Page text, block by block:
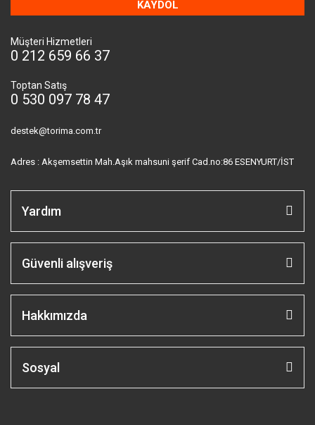
KAYDOL
Müşteri Hizmetleri
0 212 659 66 37
Toptan Satış
0 530 097 78 47
destek@torima.com.tr
Adres : Akşemsettin Mah.Aşık mahsuni şerif Cad.no:86 ESENYURT/İST
Yardım
Güvenli alışveriş
Hakkımızda
Sosyal